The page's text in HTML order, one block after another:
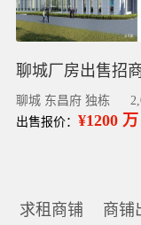
聊城 东昌府 独栋
出售报价： ¥1200 万
求租商铺 商铺